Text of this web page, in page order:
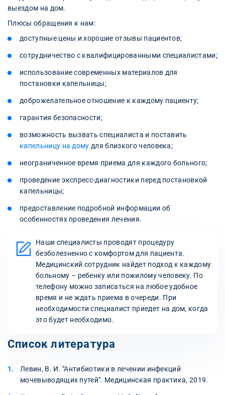
выездом на дом.
Плюсы обращения к нам:
доступные цены и хорошие отзывы пациентов;
сотрудничество с квалифицированными специалистами;
использование современных материалов для
постановки капельницы;
доброжелательное отношение к каждому пациенту;
гарантия безопасности;
возможность вызвать специалиста и поставить
капельницу на дому для близкого человека;
неограниченное время приема для каждого больного;
проведение экспресс-диагностики перед постановкой
капельницы;
предоставление подробной информации об
особенностях проведения лечения.
Наши специалисты проводят процедуру
безболезненно с комфортом для пациента.
Медицинский сотрудник найдет подход к каждому
больному – ребенку или пожилому человеку. По
телефону можно записаться на любое удобное
время и не ждать приема в очереди. При
необходимости специалист приедет на дом, когда
это будет необходимо.
Список литература
Левин, В. И. "Антибиотики в лечении инфекций
мочевыводящих путей". Медицинская практика, 2019.